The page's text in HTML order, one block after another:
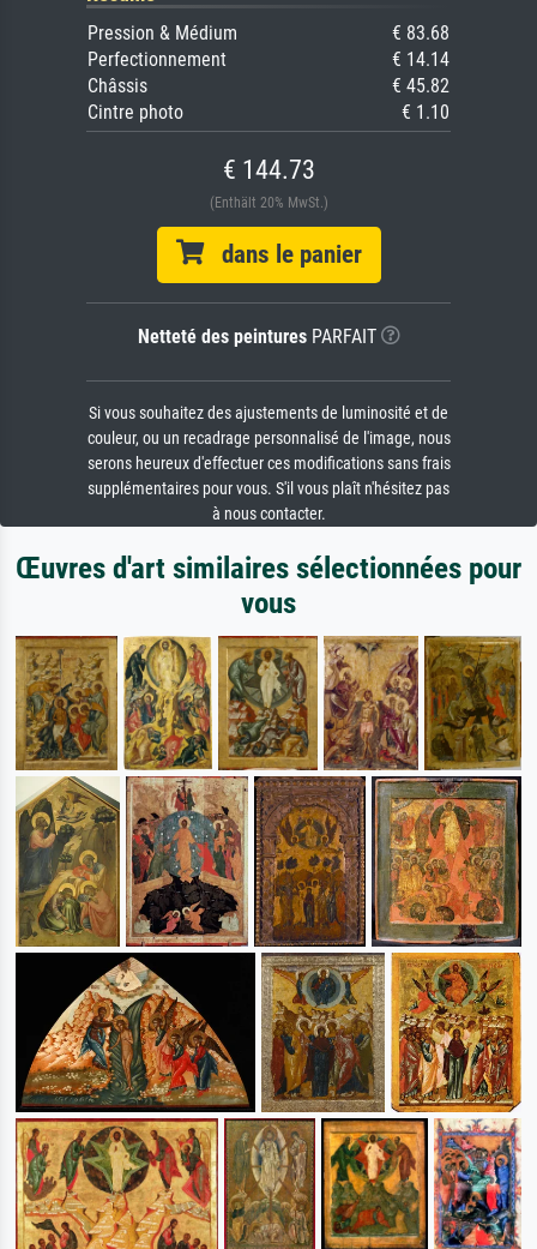
Pression & Médium
€ 83.68
Perfectionnement
€ 14.14
Châssis
€ 45.82
Cintre photo
€ 1.10
€ 144.73
(Enthält 20% MwSt.)
dans le panier
Netteté des peinturesPARFAIT
Si vous souhaitez des ajustements de luminosité et de
couleur, ou un recadrage personnalisé de l'image, nous
serons heureux d'effectuer ces modifications sans frais
supplémentaires pour vous. S'il vous plaît n'hésitez pas
à nous contacter.
Œuvres d'art similaires sélectionnées pour
vous